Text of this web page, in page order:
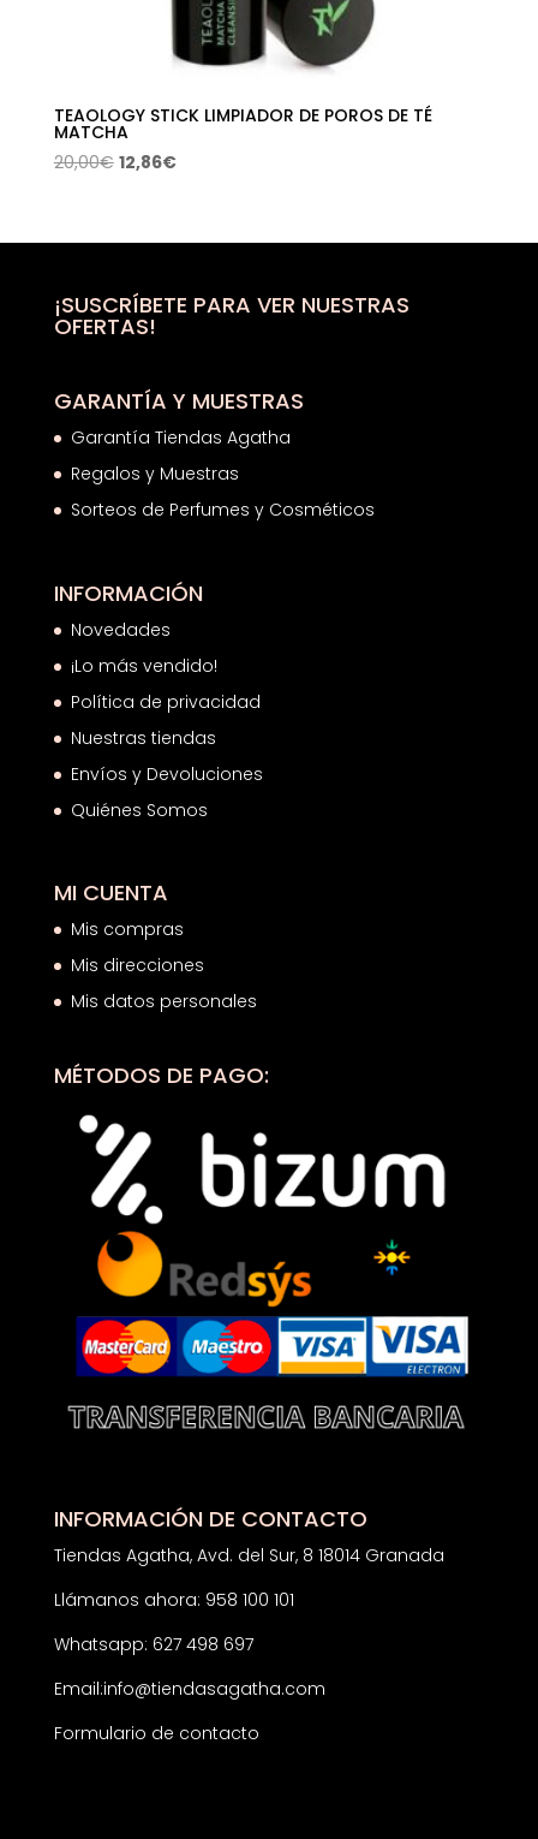
TEAOLOGY STICK LIMPIADOR DE POROS DE TÉ
MATCHA
20,00€ El
era:
12,86€El
es:
¡SUSCRÍBETE PARA VER NUESTRAS
OFERTAS!
GARANTÍA Y MUESTRAS
Garantía Tiendas Agatha
Regalos y Muestras
Sorteos de Perfumes y Cosméticos
INFORMACIÓN
Novedades
¡Lo más vendido!
Política de privacidad
Nuestras tiendas
Envíos y Devoluciones
Quiénes Somos
MI CUENTA
Mis compras
Mis direcciones
Mis datos personales
MÉTODOS DE PAGO:
INFORMACIÓN DE CONTACTO
Tiendas Agatha, Avd. del Sur, 8 18014 Granada
Llámanos ahora: 958 100 101
Whatsapp: 627 498 697
Email:info@tiendasagatha.com
Formulario de contacto